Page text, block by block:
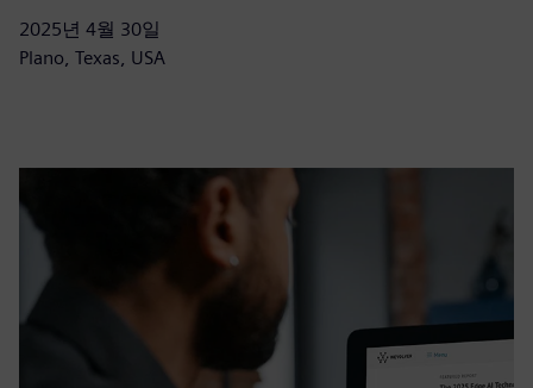
2025년 4월 30일
Plano, Texas, USA